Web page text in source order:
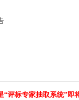
“评标专家抽取系统”即